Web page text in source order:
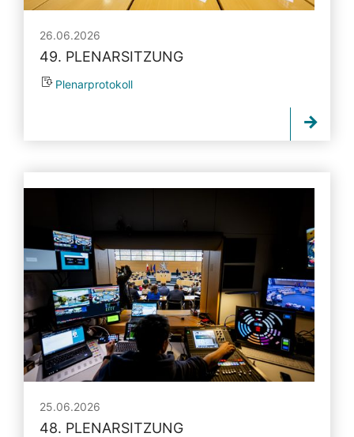
26.06.2026
49. PLENARSITZUNG
Plenarprotokoll
25.06.2026
48. PLENARSITZUNG